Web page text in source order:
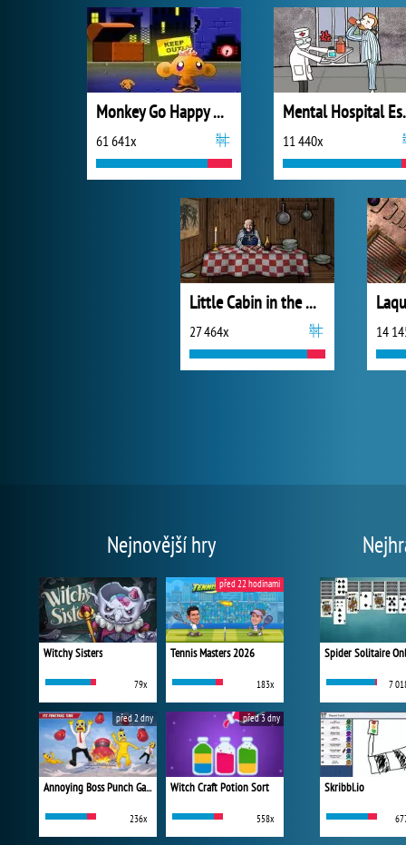
Monkey Go Happy Mayhem
61 641x 11 440x
Little Cabin in the Woods - A Forgotten Hill Tale
27 464x 14
Nejnovější hry
Witchy Sisters
79x
Tennis Masters 2026
183x
před 22 hodinami
Annoying Boss Punch Game
236x
před 2 dny
Witch Craft Potion Sort
558x
před 3 dny
Spider Solitaire
7
Skribbl.io